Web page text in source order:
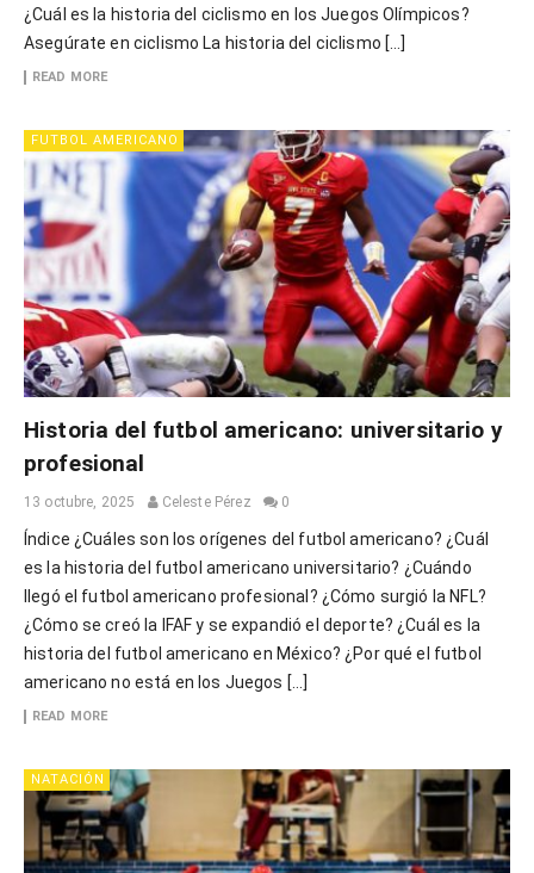
¿Cuál es la historia del ciclismo en los Juegos Olímpicos?
Asegúrate en ciclismo La historia del ciclismo […]
READ MORE
FUTBOL AMERICANO
Historia del futbol americano: universitario y
profesional
13 octubre, 2025 Celeste Pérez 0
Índice ¿Cuáles son los orígenes del futbol americano? ¿Cuál
es la historia del futbol americano universitario? ¿Cuándo
llegó el futbol americano profesional? ¿Cómo surgió la NFL?
¿Cómo se creó la IFAF y se expandió el deporte? ¿Cuál es la
historia del futbol americano en México? ¿Por qué el futbol
americano no está en los Juegos […]
READ MORE
NATACIÓN